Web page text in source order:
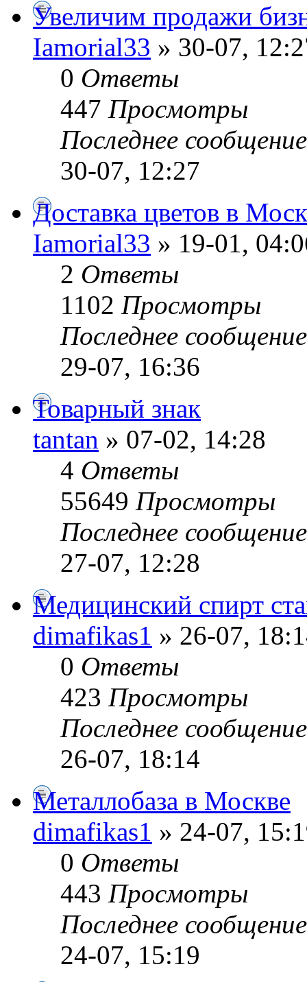
Увеличим продажи
Iamorial33 » 30-07,
0 Ответы
447 Просмотры
Последнее
30-07, 12:27
Доставка цветов в
Iamorial33 » 19-01,
2 Ответы
1102 Просмотры
Последнее
29-07, 16:36
Товарный знак
tantan » 07-02, 14:28
4 Ответы
55649 Просмотры
Последнее
27-07, 12:28
Медицинский спирт
dimafikas1 » 26-07,
0 Ответы
423 Просмотры
Последнее
26-07, 18:14
Металлобаза в Москве
dimafikas1 » 24-07,
0 Ответы
443 Просмотры
Последнее
24-07, 15:19